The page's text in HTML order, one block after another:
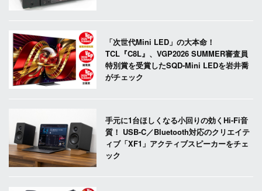
「次世代Mini LED」の大本命！
TCL『C8L』、VGP2026 SUMMER審査員
特別賞を受賞したSQD-Mini LEDを岩井喬
がチェック
手元に1台ほしくなる小回りの効くHi-Fi音
質！ USB-C／Bluetooth対応のクリエイテ
ィブ「XF1」アクティブスピーカーをチェ
ック